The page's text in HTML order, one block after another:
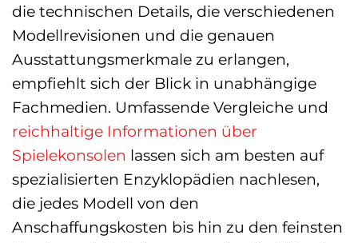
die technischen Details, die verschiedenen
Modellrevisionen und die genauen
Ausstattungsmerkmale zu erlangen,
empfiehlt sich der Blick in unabhängige
Fachmedien. Umfassende Vergleiche und
reichhaltige Informationen über
Spielekonsolen lassen sich am besten auf
spezialisierten Enzyklopädien nachlesen,
die jedes Modell von den
Anschaffungskosten bis hin zu den feinsten